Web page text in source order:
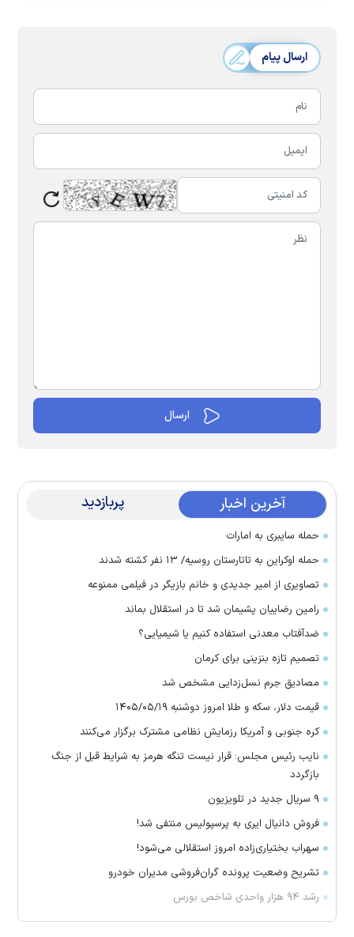
ارسال پیام
آخرین اخبار پربازدید
حمله سایبری به امارات
حمله اوکراین به تاتارستان روسیه/ ۱۳ نفر کشته شدند
تصاویری از امیر جدیدی و خانم بازیگر در فیلمی ممنوعه
رامین رضاییان پشیمان شد تا در استقلال بماند
ضدآفتاب معدنی استفاده کنیم یا شیمیایی؟
تصمیم تازه بنزینی برای کرمان
مصادیق جرم نسل‌زدایی مشخص شد
قیمت دلار، سکه و طلا امروز دوشنبه ۱۴۰۵/۰۵/۱۹
کره جنوبی و آمریکا رزمایش نظامی مشترک برگزار می‌کنند
نایب رئیس مجلس: قرار نیست تنگه هرمز به شرایط قبل از جنگ
بازگردد
۹ سریال جدید در تلویزیون
فروش دانیال ایری به پرسپولیس منتفی شد!
سهراب بختیاری‌زاده امروز استقلالی می‌شود!
تشریح وضعیت پرونده گران‌فروشی مدیران خودرو
رشد ۹۴ هزار واحدی شاخص بورس